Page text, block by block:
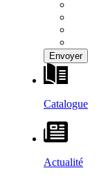
Catalogue
Actualité